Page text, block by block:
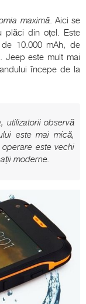
maximă. Aici se
plăci din oțel. Este
10.000 mAh, de
Jeep este mult mai
începe de la
utilizatorii observă
este mai mică,
este vechi
moderne.